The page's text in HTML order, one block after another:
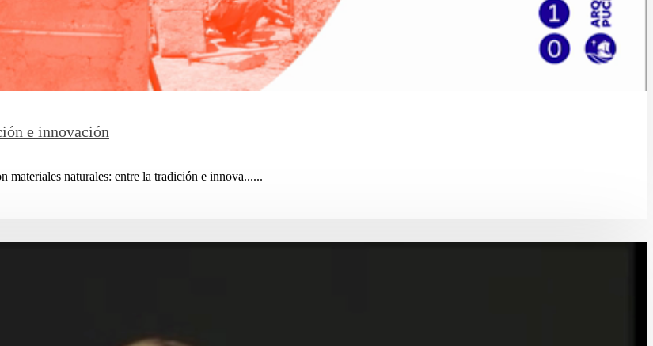
e innovación
materiales naturales: entre la tradición e innova......